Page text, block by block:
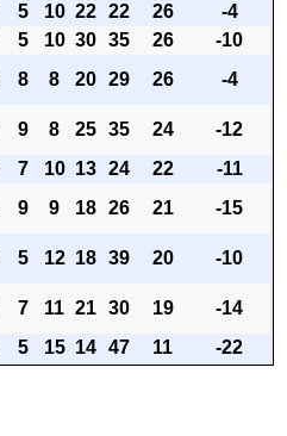
5 10 22 22 26
-4
5 10 30 35 26
-10
8 8 20 29 26 -4
9 8 25 35 24
-12
7 10 13 24 22
-11
9 9 18 26 21 -15
5 12 18 39 20 -10
7 11 21 30 19
-14
5 15 14 47 11 -22